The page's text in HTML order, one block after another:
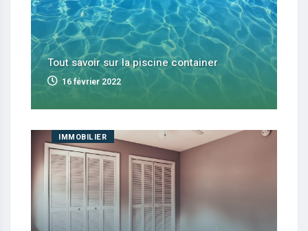
Tout savoir sur la piscine container
16 février 2022
IMMOBILIER